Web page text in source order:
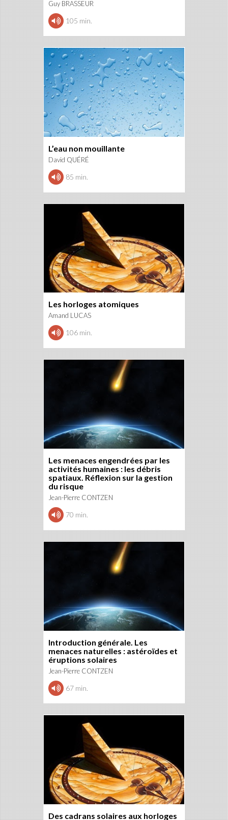
Guy BRASSEUR
105 min.
L’eau non mouillante
David QUÉRÉ
85 min.
Les horloges atomiques
Amand LUCAS
106 min.
Les menaces engendrées par les
activités humaines : les débris
spatiaux. Réflexion sur la gestion
du risque
Jean-Pierre CONTZEN
70 min.
Introduction générale. Les
menaces naturelles : astéroïdes et
éruptions solaires
Jean-Pierre CONTZEN
67 min.
Des cadrans solaires aux horloges